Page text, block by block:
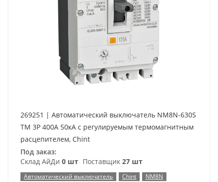
269251 | Автоматический выключатель NM8N-630S
TM 3P 400А 50кА с регулируемым термомагнитным
расцепителем, Chint
Под заказ:
Склад АйДи 0 шт Поставщик 27 шт
Автоматический выключатель Chint
NM8N